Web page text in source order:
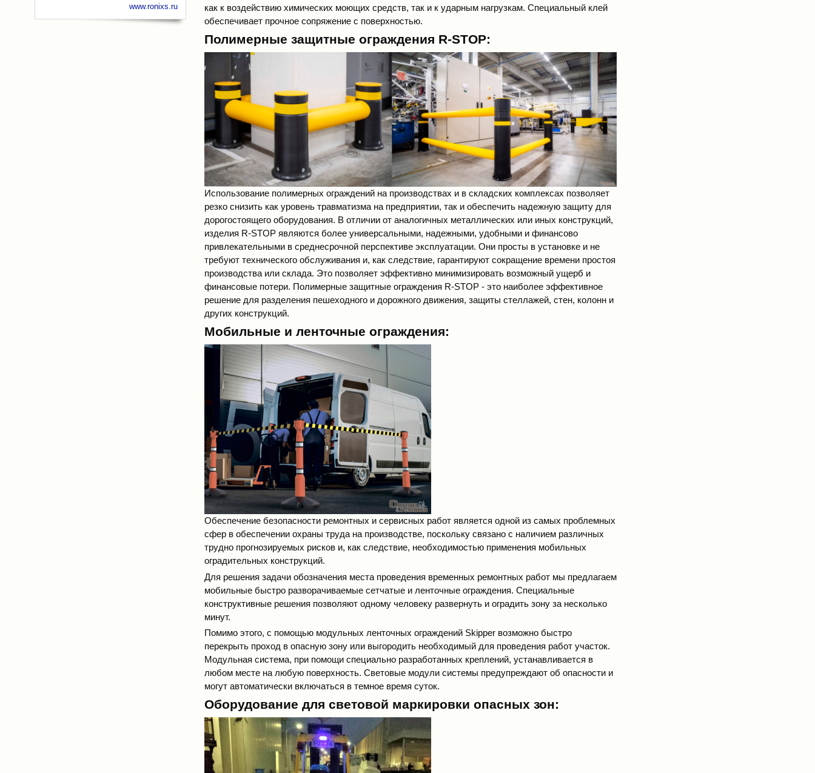
праву может сказать - "Роникс" - это
КАЧЕСТВО продукции и КОЛЛЕКТИВ
www.ronixs.ru
как к воздействию химических моющих средств, так и к ударным нагрузкам. Специальный клей
обеспечивает прочное сопряжение с поверхностью.
Полимерные защитные ограждения R-STOP:
Использование полимерных ограждений на производствах и в складских комплексах позволяет
резко снизить как уровень травматизма на предприятии, так и обеспечить надежную защиту для
дорогостоящего оборудования. В отличии от аналогичных металлических или иных конструкций,
изделия R-STOP являются более универсальными, надежными, удобными и финансово
привлекательными в среднесрочной перспективе эксплуатации. Они просты в установке и не
требуют технического обслуживания и, как следствие, гарантируют сокращение времени простоя
производства или склада. Это позволяет эффективно минимизировать возможный ущерб и
финансовые потери. Полимерные защитные ограждения R-STOP - это наиболее эффективное
решение для разделения пешеходного и дорожного движения, защиты стеллажей, стен, колонн и
других конструкций.
Мобильные и ленточные ограждения:
Обеспечение безопасности ремонтных и сервисных работ является одной из самых проблемных
сфер в обеспечении охраны труда на производстве, поскольку связано с наличием различных
трудно прогнозируемых рисков и, как следствие, необходимостью применения мобильных
оградительных конструкций.
Для решения задачи обозначения места проведения временных ремонтных работ мы предлагаем
мобильные быстро разворачиваемые сетчатые и ленточные ограждения. Специальные
конструктивные решения позволяют одному человеку развернуть и оградить зону за несколько
минут.
Помимо этого, с помощью модульных ленточных ограждений Skipper возможно быстро
перекрыть проход в опасную зону или выгородить необходимый для проведения работ участок.
Модульная система, при помощи специально разработанных креплений, устанавливается в
любом месте на любую поверхность. Световые модули системы предупреждают об опасности и
могут автоматически включаться в темное время суток.
Оборудование для световой маркировки опасных зон: